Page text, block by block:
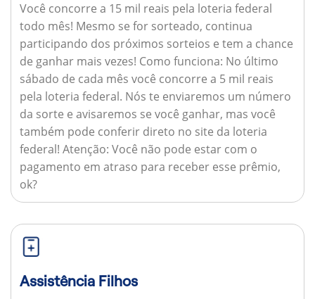
Você concorre a 15 mil reais pela loteria federal
todo mês! Mesmo se for sorteado, continua
participando dos próximos sorteios e tem a chance
de ganhar mais vezes! Como funciona: No último
sábado de cada mês você concorre a 5 mil reais
pela loteria federal. Nós te enviaremos um número
da sorte e avisaremos se você ganhar, mas você
também pode conferir direto no site da loteria
federal! Atenção: Você não pode estar com o
pagamento em atraso para receber esse prêmio,
ok?
Assistência Filhos